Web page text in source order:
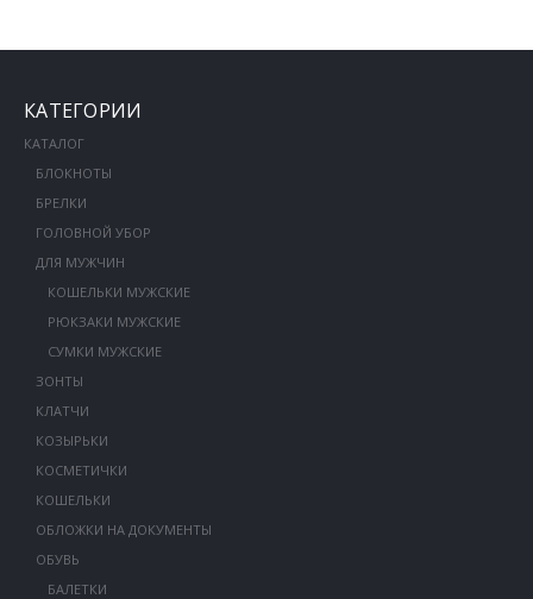
КАТЕГОРИИ
КАТАЛОГ
БЛОКНОТЫ
БРЕЛКИ
ГОЛОВНОЙ УБОР
ДЛЯ МУЖЧИН
КОШЕЛЬКИ МУЖСКИЕ
РЮКЗАКИ МУЖСКИЕ
СУМКИ МУЖСКИЕ
ЗОНТЫ
КЛАТЧИ
КОЗЫРЬКИ
КОСМЕТИЧКИ
КОШЕЛЬКИ
ОБЛОЖКИ НА ДОКУМЕНТЫ
ОБУВЬ
БАЛЕТКИ